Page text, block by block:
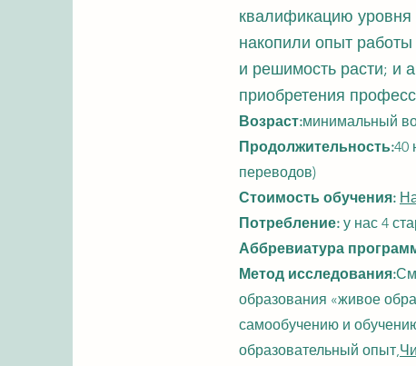
квалификацию
накопили опыт
и решимость расти; и
приобретения
Возраст:минимальный
Продолжительность:40
переводов)
Стоимость обучения:
Потребление: у нас 4
Аббревиатура
Метод исследования:
образования «живое
самообучению и
образовательный опыт,